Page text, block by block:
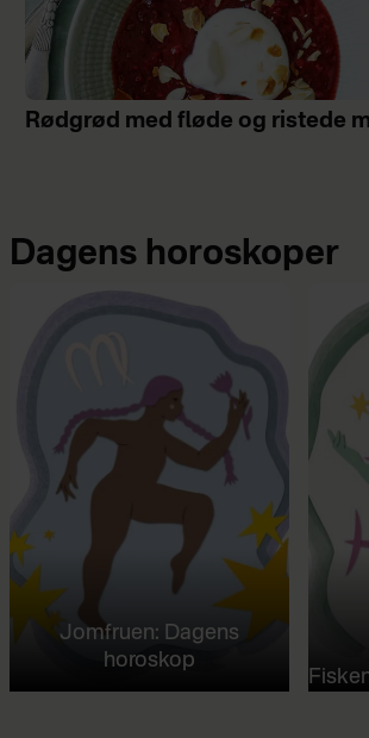
Rødgrød med fløde og ristede
Dagens horoskoper
Jomfruen: Dagens
horoskop